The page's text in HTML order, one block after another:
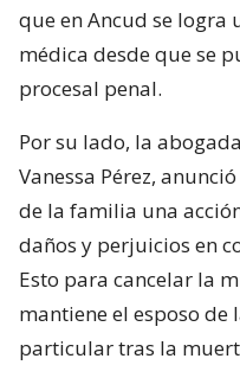
que en Ancud se logra
médica desde que se
procesal penal.
Por su lado, la
Vanessa Pérez,
de la familia una
daños y perjuicios en
Esto para cancelar la
mantiene el esposo de
particular tras la